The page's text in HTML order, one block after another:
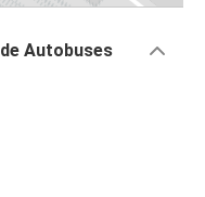
Autobuses